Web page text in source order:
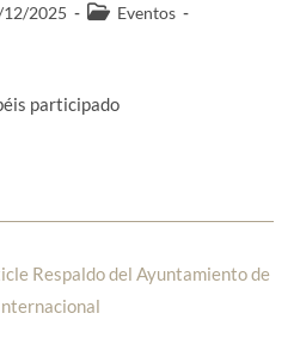
12/2025
Eventos
participado